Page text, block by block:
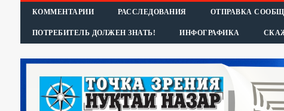
КОММЕНТАРИИ РАССЛЕДОВАНИЯ ОТПРАВКА
ПОТРЕБИТЕЛЬ ДОЛЖЕН ЗНАТЬ! ИНФОГРАФИКА